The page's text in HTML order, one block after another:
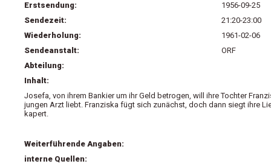
Erstsendung:
1956-09-25
Sendezeit:
21:20-23:00
Wiederholung:
1961-02-06
Sendeanstalt:
ORF
Abteilung:
Inhalt:
Josefa, von ihrem Bankier um ihr Geld betrogen, will ihre Tochter
jungen Arzt liebt. Franziska fügt sich zunächst, doch dann siegt ihre
kapert.
Weiterführende Angaben:
interne Quellen: